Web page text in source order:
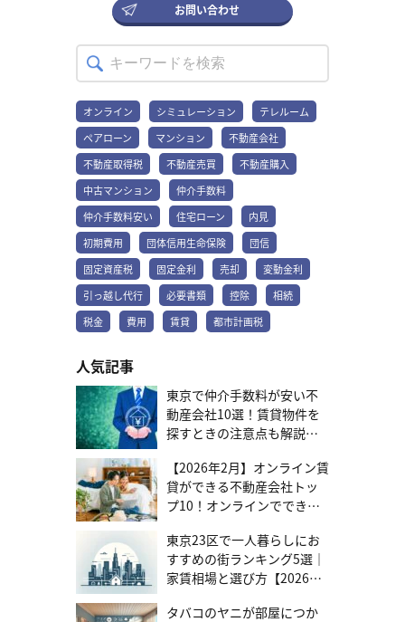
市町村のウェブサイトでは、都市計画図や用途地域マップを公開し
ています。インターネットで「〇〇市 都市計画図」などと検索する
と、自分の住んでいる地域の地図を確認できる場合があります。 地
図が公開されていない場合は、不動産を管理する市区町村の都市計
画を担当する部署に問い合わせましょう。 また不動産の購入や売却
できます。 固定資産税との違い 都市計画税と固定資産税の違いは、
課税される目的と対象地域、税率です。 固定資産税は、所有してい
る土地や建物といったすべてに対して、全国どこでも課されます。
固定資産税の使い道は、地方自治体のさまざまな行政サービス全般
です。税率は、原則として固定資産税評価額の1.4%です。 一方、都
市計画税は、都市計画区域の中でも特に「市街化区域」にある土地
や建物に限定して課されます。都市計画税の目的は、都市の整備や
開発を行うための費用をまかなうためです。税率は、原則として固
定資産税評価額の0.3%と決められています。 参考：固定資産税｜総
記事をご覧ください。固定資産税とは | いつ・どのくらい支払う？
計算方法と特例や控除まで 都市計画税の納税方法 都市計画税の納税
方法は、納税通知書を銀行やコンビニエンスストアに持参し、現金
での支払いが一般的です。 自治体によっても異なりますが、毎年5
月頃に固定資産税と都市計画税が合わせて記載された納税通知書
の納税通知書には、4期分の納付書が同封されています。一般的には
6月、9月、12月、翌年2月の年4回に分けて支払うケースがほとんど
です。支払いを手間だと感じる方は、金融機関で口座振替手続きを
しましょう。 都市計画税の計算方法 都市計画税は、以下の計算式で
求められます。 都市計画税額 ＝ 固定資産税評価額（課税標準額）
× 税率（原則0.3%） 固定資産税評価額（課税標準額）は、土地や
家屋の価値を市区町村が定めた基準で評価した金額です。評価額
は、毎年送られてくる固定資産税の納税通知書に記載されている
「課税明細書」で確認できます。 固定資産税評価額は3年に1度見直
されるため、都市計画税の金額も変動します。 固定資産税評価額が
1,000万円の土地と2,000万円の家屋を所有している場合の都市計画
税を、計算してみましょう。 土地の税額：1,000万円 × 0.3% ＝ 3
＋ 6万円 ＝ 9万円 ただし、土地や家屋の状況によっては都市計画税
の税額は異なります。正確な税額を知りたい場合は、自治体から送
られてくる納税通知書を確認してください。 不動産売却ならテレル
お問い合わせ
オンライン シミュレーション
テレルーム
ペアローン
マンション
不動産会社
不動産取得税
不動産売買
不動産購入
中古マンション
仲介手数料
仲介手数料安い
住宅ローン
内見
初期費用
団体信用生命保険
団信
固定資産税
固定金利 売却
変動金利
引っ越し代行
必要書類 控除
相続
税金
費用 賃貸 都市計画税
人気記事
東京で仲介手数料が安い不
動産会社10選！賃貸物件を
探すときの注意点も解説
【2026年2月】オンライン賃
貸ができる不動産会社トッ
プ10！オンラインでできる
東京23区で一人暮らしにお
すすめの街ランキング5選｜
家賃相場と選び方【2026年
タバコのヤニが部屋につか